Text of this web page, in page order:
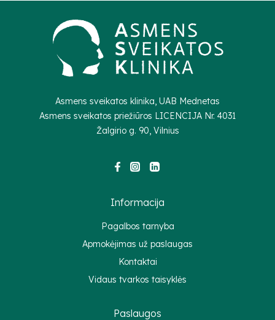
Asmens sveikatos klinika, UAB Mednetas
Asmens sveikatos priežiūros LICENCIJA Nr. 4031
Žalgirio g. 90, Vilnius
Informacija
Pagalbos tarnyba
Apmokėjimas už paslaugas
Kontaktai
Vidaus tvarkos taisyklės
Paslaugos